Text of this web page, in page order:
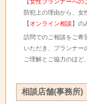
【女性プランナーへの
防犯上の理由から、
【 オンライン相談 】の
訪問でのご相談をご希
いただき、プランナー
ご理解とご協力のほど
相談店舗(事務所)